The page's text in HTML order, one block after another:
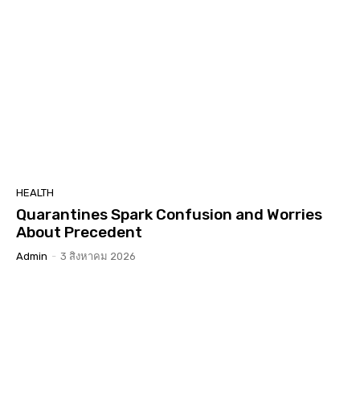
HEALTH
Quarantines Spark Confusion and Worries
About Precedent
Admin - 3 สิงหาคม 2026